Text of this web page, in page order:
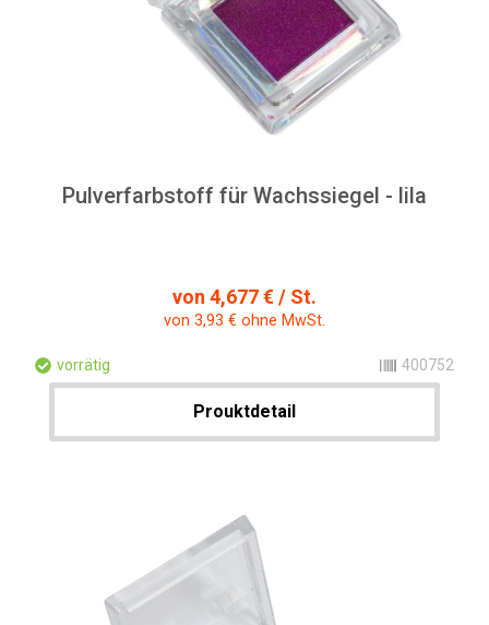
Pulverfarbstoff für Wachssiegel - lila
von 4,677 € / St.
von 3,93 € ohne MwSt.
vorrätig 400752
Prouktdetail